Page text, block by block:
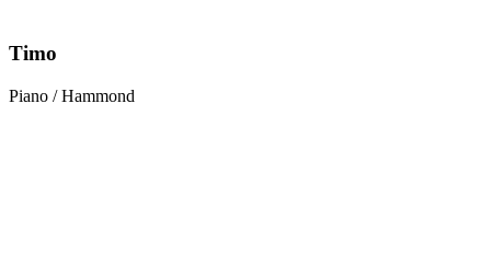
Timo
Piano / Hammond